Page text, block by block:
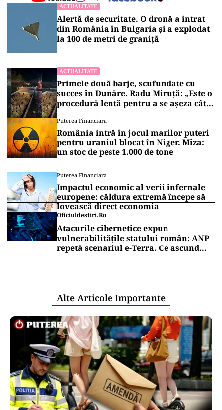
ACTUALITATE
Alertă de securitate. O dronă a intrat
din România în Bulgaria şi a explodat
la 100 de metri de graniţă
ACTUALITATE
Primele două barje, scufundate cu
succes în Dunăre. Radu Miruță: „Este o
procedură lentă pentru a se așeza cât
Puterea Financiara
România intră în jocul marilor puteri
pentru uraniul blocat în Niger. Miza:
un stoc de peste 1.000 de tone
Puterea Financiara
Impactul economic al verii infernale
europene: căldura extremă începe să
lovească direct economia
Oficiuldestiri.ro
Atacurile cibernetice expun
vulnerabilitățile statului român: ANP
repetă scenariul e‑Terra. Ce ascund
Alte Articole Importante